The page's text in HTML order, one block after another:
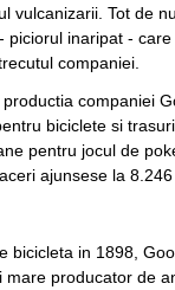
vulcanizarii. Tot de
piciorul inaripat -
companiei.
companiei
biciclete si
pentru jocul de
ajunsese la 8.246
bicicleta in 1898,
producator de